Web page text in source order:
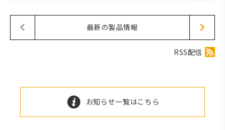
最新の製品情報
RSS配信
お知らせ一覧はこちら